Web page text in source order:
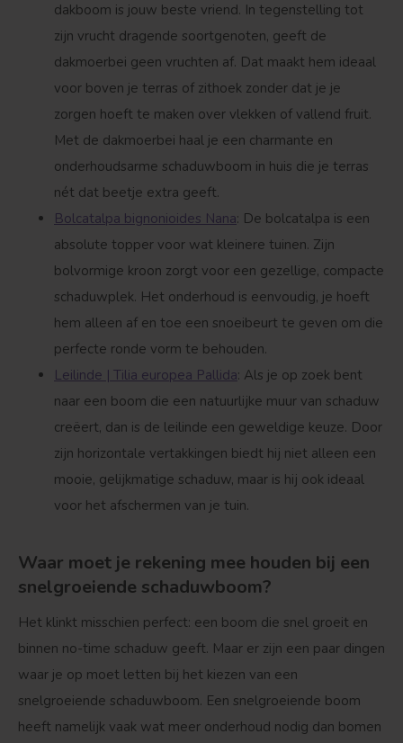
dakboom is jouw beste vriend. In tegenstelling tot
zijn vrucht dragende soortgenoten, geeft de
dakmoerbei geen vruchten af. Dat maakt hem ideaal
voor boven je terras of zithoek zonder dat je je
zorgen hoeft te maken over vlekken of vallend fruit.
Met de dakmoerbei haal je een charmante en
onderhoudsarme schaduwboom in huis die je terras
nét dat beetje extra geeft.
Bolcatalpa bignonioides Nana: De bolcatalpa is een
absolute topper voor wat kleinere tuinen. Zijn
bolvormige kroon zorgt voor een gezellige, compacte
schaduwplek. Het onderhoud is eenvoudig, je hoeft
hem alleen af en toe een snoeibeurt te geven om die
perfecte ronde vorm te behouden.
Leilinde | Tilia europea Pallida: Als je op zoek bent
naar een boom die een natuurlijke muur van schaduw
creëert, dan is de leilinde een geweldige keuze. Door
zijn horizontale vertakkingen biedt hij niet alleen een
mooie, gelijkmatige schaduw, maar is hij ook ideaal
voor het afschermen van je tuin.
Waar moet je rekening mee houden bij een
snelgroeiende schaduwboom?
Het klinkt misschien perfect: een boom die snel groeit en
binnen no-time schaduw geeft. Maar er zijn een paar dingen
waar je op moet letten bij het kiezen van een
snelgroeiende schaduwboom. Een snelgroeiende boom
heeft namelijk vaak wat meer onderhoud nodig dan bomen